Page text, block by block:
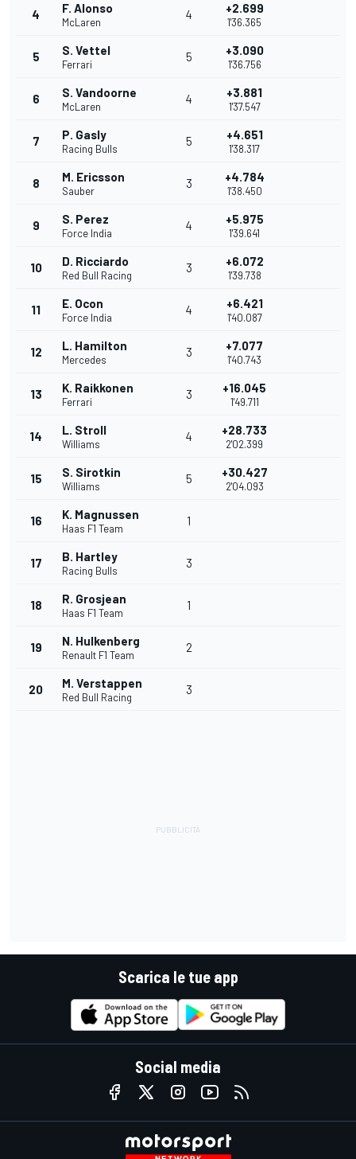
4 F. Alonso
McLaren
4 +2.699
1'36.365
5 S. Vettel
Ferrari
5 +3.090
1'36.756
6 S. Vandoorne
McLaren
4 +3.881
1'37.547
7 P. Gasly
Racing Bulls
5 +4.651
1'38.317
8 M. Ericsson
Sauber
3 +4.784
1'38.450
9 S. Perez
Force India
4 +5.975
1'39.641
10 D. Ricciardo
Red Bull Racing
3 +6.072
1'39.738
11 E. Ocon
Force India
4 +6.421
1'40.087
12 L. Hamilton
Mercedes
3 +7.077
1'40.743
13 K. Raikkonen
Ferrari
3 +16.045
1'49.711
14 L. Stroll
Williams
4 +28.733
2'02.399
15 S. Sirotkin
Williams
5 +30.427
2'04.093
16 K. Magnussen
Haas F1 Team
1
17 B. Hartley
Racing Bulls
3
18 R. Grosjean
Haas F1 Team
1
19 N. Hulkenberg
Renault F1 Team
2
20 M. Verstappen
Red Bull Racing
3
Scarica le tue app
Social media